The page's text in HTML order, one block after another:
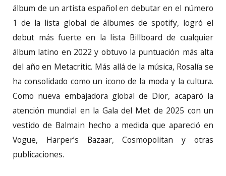
álbum de un artista español en debutar en el número
1 de la lista global de álbumes de spotify, logró el
debut más fuerte en la lista Billboard de cualquier
álbum latino en 2022 y obtuvo la puntuación más alta
del año en Metacritic. Más allá de la música, Rosalía se
ha consolidado como un icono de la moda y la cultura.
Como nueva embajadora global de Dior, acaparó la
atención mundial en la Gala del Met de 2025 con un
vestido de Balmain hecho a medida que apareció en
Vogue, Harper’s Bazaar, Cosmopolitan y otras
publicaciones.